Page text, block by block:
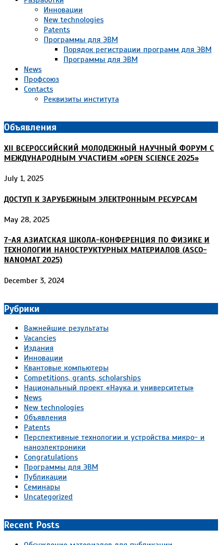
Инновации
New technologies
Patents
Программы для ЭВМ
Порядок регистрации программ для ЭВМ
Программы для ЭВМ
News
Профсоюз
Contacts
Реквизиты института
Объявления
XII ВСЕРОССИЙСКИЙ МОЛОДЕЖНЫЙ НАУЧНЫЙ ФОРУМ С
МЕЖДУНАРОДНЫМ УЧАСТИЕМ «OPEN SCIENCE 2025»
July 1, 2025
ДОСТУП К ЗАРУБЕЖНЫМ ЭЛЕКТРОННЫМ РЕСУРСАМ
May 28, 2025
7-АЯ АЗИАТСКАЯ ШКОЛА-КОНФЕРЕНЦИЯ ПО ФИЗИКЕ И
ТЕХНОЛОГИИ НАНОСТРУКТУРНЫХ МАТЕРИАЛОВ (ASCO-
NANOMAT 2025)
December 3, 2024
Рубрики
Важнейшие результаты
Vacancies
Издания
Инновации
Квантовые компьютеры
Competitions, grants, scholarships
Национальный проект «Наука и университеты»
News
New technologies
Объявления
Patents
Перспективные технологии и устройства микро- и
наноэлектроники
Congratulations
Программы для ЭВМ
Публикации
Семинары
Uncategorized
Recent Posts